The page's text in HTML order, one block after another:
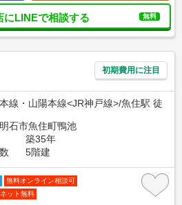
にLINEで相談する 無料
初期費用に注目
線・山陽本線<JR神戸線>/魚住駅 徒
石市魚住町鴨池
築35年
5階建
無料オンライン相談可
ット無料